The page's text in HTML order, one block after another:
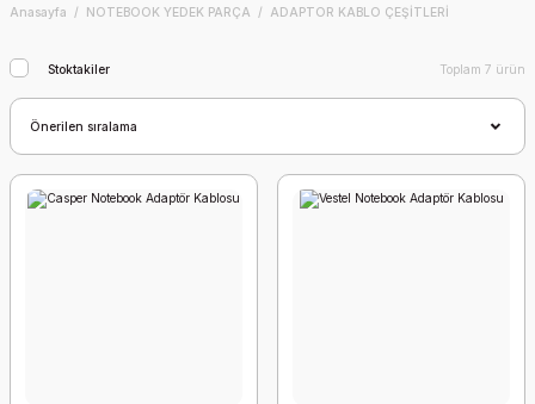
Anasayfa NOTEBOOK YEDEK PARÇA ADAPTOR KABLO ÇEŞİTLERİ
Stoktakiler Toplam 7 ürün